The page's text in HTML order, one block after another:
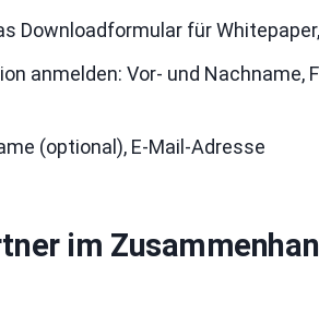
Downloadformular für
anmelden: Vor- und
(optional), E-Mail-Adresse
im